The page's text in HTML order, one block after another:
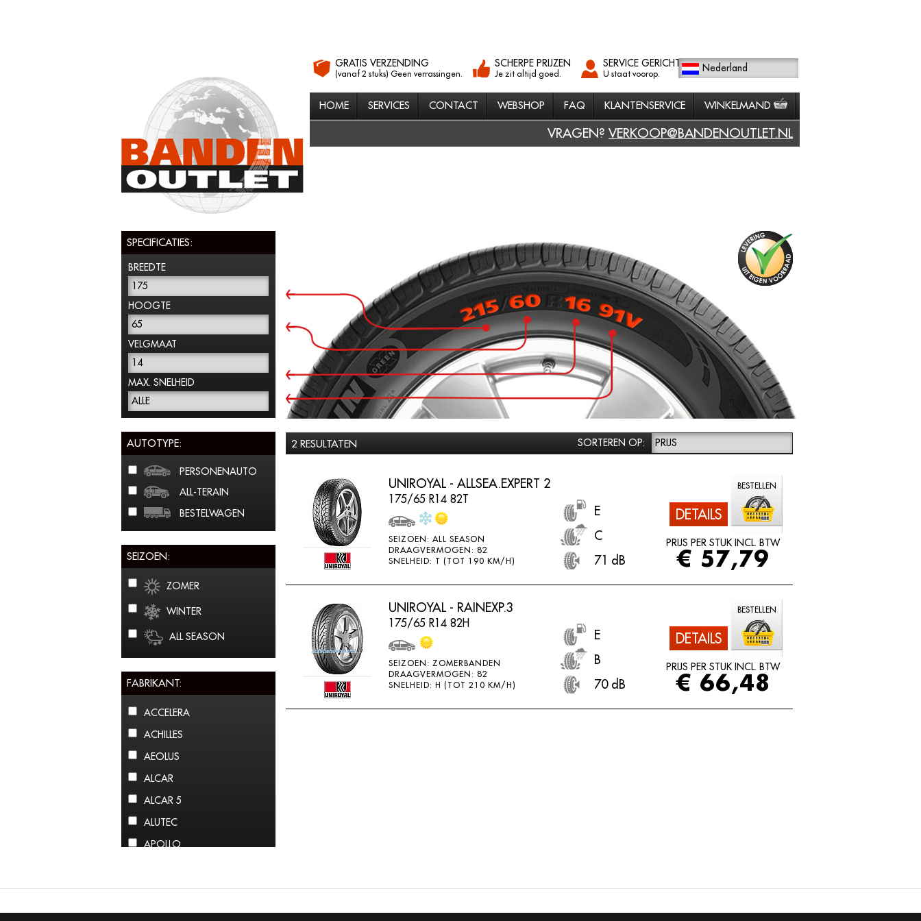
GRATIS VERZENDING
(vanaf 2 stuks) Geen verrassingen.
SCHERPE PRIJZEN
Je zit altijd goed.
SERVICE GERICHT
U staat voorop. Nederland
HOME SERVICES CONTACT WEBSHOP FAQ KLANTENSERVICE WINKELMAND
VRAGEN? VERKOOP@BANDENOUTLET.NL
SPECIFICATIES:
BREEDTE
175
HOOGTE
65
VELGMAAT
14
MAX. SNELHEID
ALLE
AUTOTYPE:
PERSONENAUTO
ALL-TERAIN
BESTELWAGEN
SEIZOEN:
ZOMER
WINTER
ALL SEASON
FABRIKANT:
ACCELERA
ACHILLES
AEOLUS
ALCAR
ALCAR 5
ALUTEC
APOLLO
ARROWSPEED
ATLAS
2 RESULTATEN SORTEREN OP: PRIJS
UNIROYAL - ALLSEA.EXPERT 2
175/65 R14 82T
SEIZOEN: ALL SEASON
DRAAGVERMOGEN: 82
SNELHEID: T (TOT 190 KM/H)
E
C
71 dB
DETAILS
BESTELLEN
PRIJS PER STUK INCL. BTW
€ 57,79
UNIROYAL - RAINEXP.3
175/65 R14 82H
SEIZOEN: ZOMERBANDEN
DRAAGVERMOGEN: 82
SNELHEID: H (TOT 210 KM/H)
E
B
70 dB
DETAILS
BESTELLEN
PRIJS PER STUK INCL. BTW
€ 66,48